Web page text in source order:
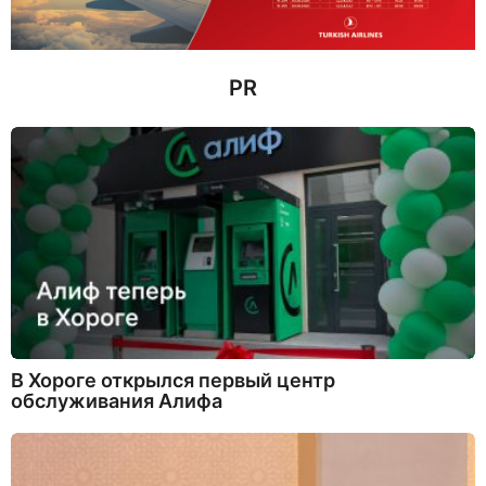
з
а
PR
В Хороге открылся первый центр
обслуживания Алифа